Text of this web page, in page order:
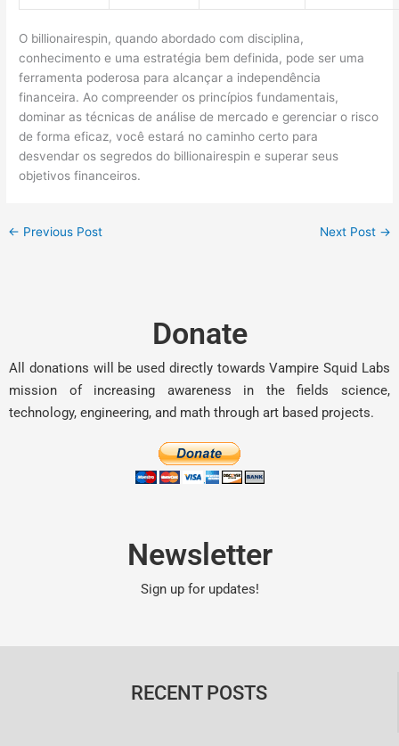
O billionairespin, quando abordado com disciplina,
conhecimento e uma estratégia bem definida, pode ser uma
ferramenta poderosa para alcançar a independência
financeira. Ao compreender os princípios fundamentais,
dominar as técnicas de análise de mercado e gerenciar o risco
de forma eficaz, você estará no caminho certo para
desvendar os segredos do billionairespin e superar seus
objetivos financeiros.
← Previous Post Next Post →
Donate
All donations will be used directly towards Vampire Squid Labs
mission of increasing awareness in the fields science,
technology, engineering, and math through art based projects.
Newsletter
Sign up for updates!
RECENT POSTS